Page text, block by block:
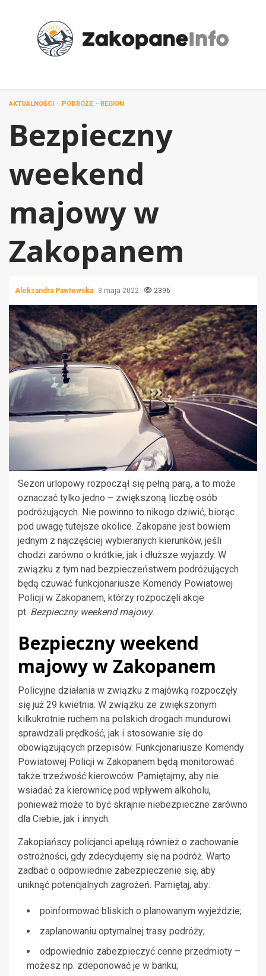
AKTUALNOŚCI PODRÓŻE REGION
Bezpieczny
weekend
majowy w
Zakopanem
Aleksandra Pawłowska 3 maja 2022 2396
Sezon urlopowy rozpoczął się pełną parą, a to może
oznaczać tylko jedno – zwiększoną liczbę osób
podróżujących. Nie powinno to nikogo dziwić, biorąc
pod uwagę tutejsze okolice. Zakopane jest bowiem
jednym z najczęściej wybieranych kierunków, jeśli
chodzi zarówno o krótkie, jak i dłuższe wyjazdy. W
związku z tym nad bezpieczeństwem podróżujących
będą czuwać funkcjonariusze Komendy Powiatowej
Policji w Zakopanem, którzy rozpoczęli akcje
pt. Bezpieczny weekend majowy.
Bezpieczny weekend
majowy w Zakopanem
Policyjne działania w związku z majówką rozpoczęły
się już 29 kwietnia. W związku ze zwiększonym
kilkukrotnie ruchem na polskich drogach mundurowi
sprawdzali prędkość, jak i stosowanie się do
obowiązujących przepisów. Funkcjonariusze Komendy
Powiatowej Policji w Zakopanem będą monitorować
także trzeźwość kierowców. Pamiętajmy, aby nie
wsiadać za kierownicę pod wpływem alkoholu,
ponieważ może to być skrajnie niebezpieczne zarówno
dla Ciebie, jak i innych.
Zakopiańscy policjanci apelują również o zachowanie
ostrożności, gdy zdecydujemy się na podróż. Warto
zadbać o odpowiednie zabezpieczenie się, aby
uniknąć potencjalnych zagrożeń. Pamiętaj, aby:
poinformować bliskich o planowanym wyjeździe;
zaplanowaniu optymalnej trasy podróży;
odpowiednio zabezpieczyć cenne przedmioty –
możesz np. zdeponować je w banku;